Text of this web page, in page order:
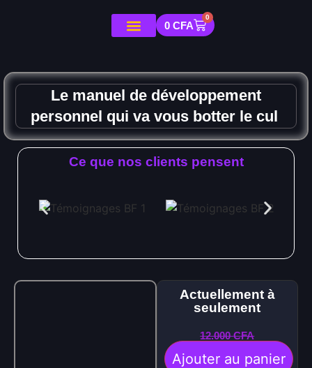
0 CFA
0
Le manuel de développement
personnel qui va vous botter le cul
Ce que nos clients pensent
Actuellement à
seulement
12.000CFA
Ajouter au panier